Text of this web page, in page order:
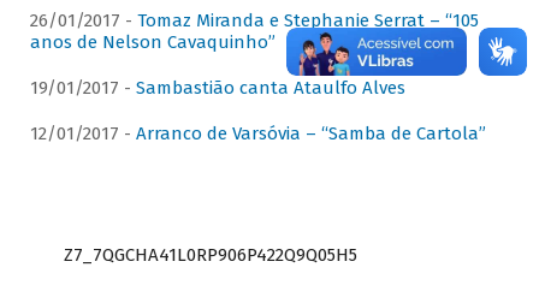
26/01/2017 - Tomaz Miranda e Stephanie Serrat – “105
anos de Nelson Cavaquinho”
19/01/2017 - Sambastião canta Ataulfo Alves
12/01/2017 - Arranco de Varsóvia – “Samba de Cartola”
Z7_7QGCHA41L0RP906P422Q9Q05H5